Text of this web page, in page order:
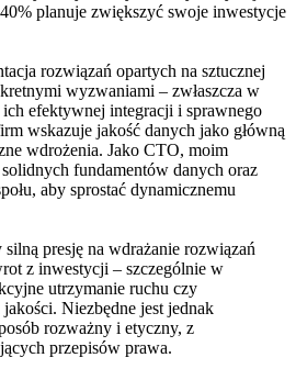
planuje zwiększyć swoje inwestycje
rozwiązań opartych na sztucznej
wyzwaniami – zwłaszcza w
efektywnej integracji i sprawnego
wskazuje jakość danych jako główną
wdrożenia. Jako CTO, moim
fundamentów danych oraz
aby sprostać dynamicznemu
presję na wdrażanie rozwiązań
z inwestycji – szczególnie w
utrzymanie ruchu czy
Niezbędne jest jednak
rozważny i etyczny, z
przepisów prawa.